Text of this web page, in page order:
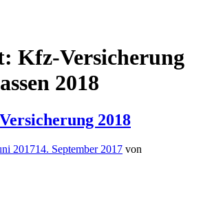
Kfz-Versicherung
2018
2018
201714. September 2017 von